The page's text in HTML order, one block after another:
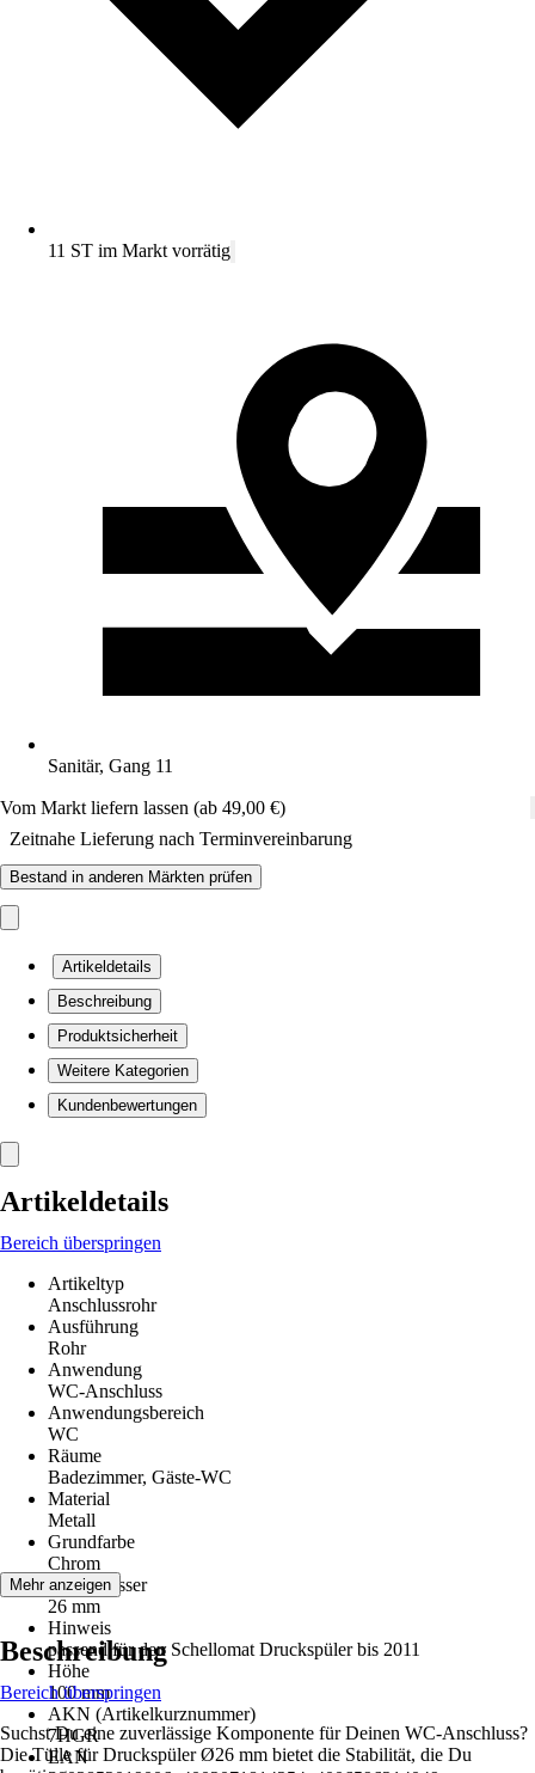
11 ST im Markt vorrätig
Sanitär, Gang 11
Vom Markt liefern lassen (ab 49,00 €)
Zeitnahe Lieferung nach Terminvereinbarung
Bestand in anderen Märkten prüfen
Artikeldetails
Beschreibung
Produktsicherheit
Weitere Kategorien
Kundenbewertungen
Artikeldetails
Bereich überspringen
Artikeltyp
Anschlussrohr
Ausführung
Rohr
Anwendung
WC-Anschluss
Anwendungsbereich
WC
Räume
Badezimmer, Gäste-WC
Material
Metall
Grundfarbe
Chrom
Durchmesser
26 mm
Hinweis
passend für den Schellomat Druckspüler bis 2011
Höhe
100 mm
AKN (Artikelkurznummer)
7HGR
EAN
Mehr anzeigen
Beschreibung
Bereich überspringen
Suchst Du eine zuverlässige Komponente für Deinen WC-Anschluss?
Die Tülle für Druckspüler Ø26 mm bietet die Stabilität, die Du